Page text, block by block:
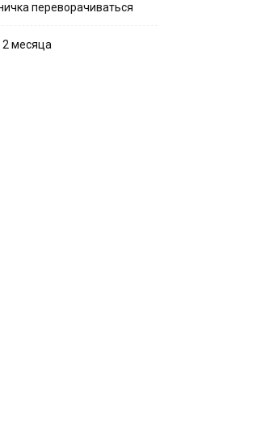
переворачиваться
2 месяца